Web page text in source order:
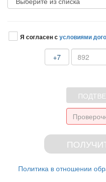
Я согласен сусловиями
+7
Политика в отношении